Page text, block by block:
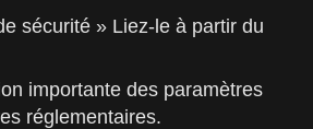
sécurité » Liez-le à partir du
importante des paramètres
réglementaires.